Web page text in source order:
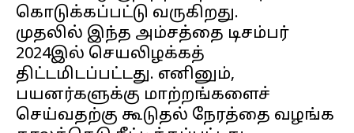
கொடுக்கப்பட்டு வருகிறது.
முதலில் இந்த அம்சத்தை டிசம்பர்
2024இல் செயலிழக்கத்
திட்டமிடப்பட்டது. எனினும்,
பயனர்களுக்கு மாற்றங்களைச்
செய்வதற்கு கூடுதல் நேரத்தை வழங்க